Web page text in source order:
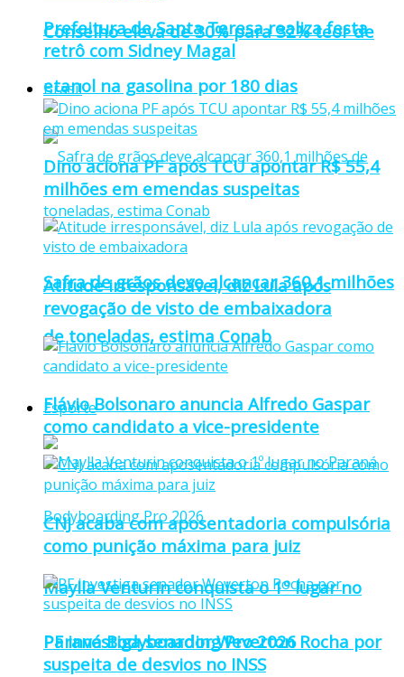
Conselho eleva de 30% para 32% teor de
etanol na gasolina por 180 dias
Safra de grãos deve alcançar 360,1 milhões
de toneladas, estima Conab
Esporte
Maylla Venturin conquista o 1º lugar no
Paraná Bodyboarding Pro 2026
Prefeitura de Santa Teresa realiza festa
retrô com Sidney Magal
Brasil
Dino aciona PF após TCU apontar R$ 55,4
milhões em emendas suspeitas
Atitude irresponsável, diz Lula após
revogação de visto de embaixadora
Flávio Bolsonaro anuncia Alfredo Gaspar
como candidato a vice-presidente
CNJ acaba com aposentadoria compulsória
como punição máxima para juiz
PF investiga senador Weverton Rocha por
suspeita de desvios no INSS